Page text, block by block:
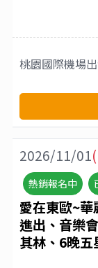
桃園國際機場
2026/11/01
熱銷報名中
愛在東歐~
進出、音樂
其林、6晚